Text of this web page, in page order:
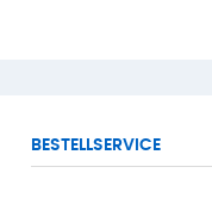
BESTELLSERVICE